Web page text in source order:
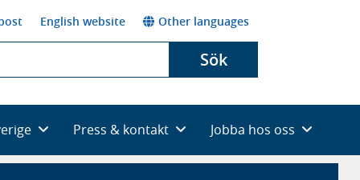
English website Other languages
Sök
Press & kontakt Jobba hos oss